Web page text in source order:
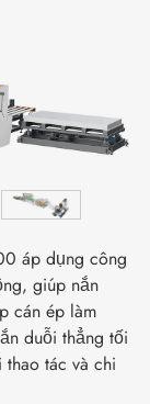
áp dụng công
giúp nắn
cán ép làm
duỗi thẳng tối
tác và chi